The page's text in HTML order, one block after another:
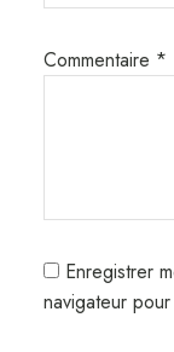
Commentaire *
Enregistrer
navigateur